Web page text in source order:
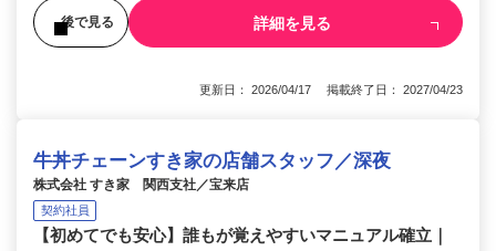
後で見る 詳細を見る
更新日： 2026/04/17 掲載終了日： 2027/04/23
牛丼チェーンすき家の店舗スタッフ／深夜
株式会社 すき家 関西支社／宝来店
契約社員
【初めてでも安心】誰もが覚えやすいマニュアル確立｜